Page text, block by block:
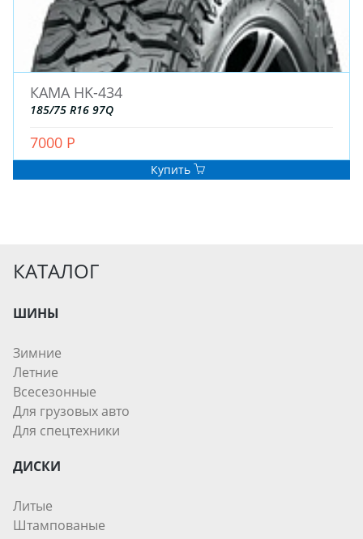
КАМА HK-434
185/75 R16 97Q
7000 Р
Купить
КАТАЛОГ
ШИНЫ
Зимние
Летние
Всесезонные
Для грузовых авто
Для спецтехники
ДИСКИ
Литые
Штампованые